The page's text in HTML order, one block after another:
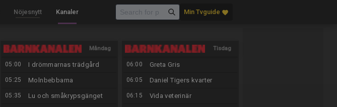
Nöjesnytt Kanaler Min Tvguide favorite
Måndag
10/8
05:00 I drömmarnas trädgård
05:25 Molnbebbarna
05:35 Lu och småkrypsgänget
Tisdag
06:00 Greta Gris
06:05 Daniel Tigers kvarter
06:15 Vida veterinär